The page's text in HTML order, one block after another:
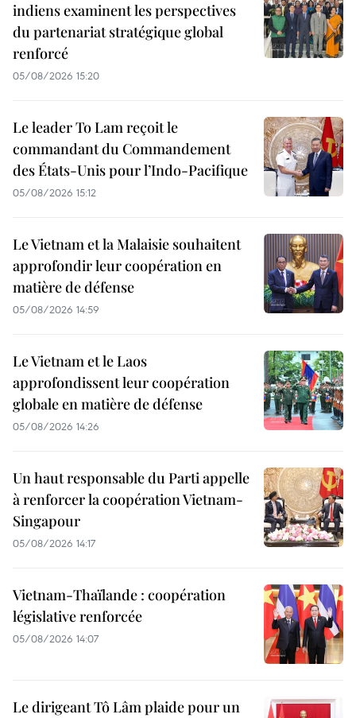
indiens examinent les perspectives
du partenariat stratégique global
renforcé
05/08/2026 15:20
Le leader To Lam reçoit le
commandant du Commandement
des États-Unis pour l’Indo-Pacifique
05/08/2026 15:12
Le Vietnam et la Malaisie souhaitent
approfondir leur coopération en
matière de défense
05/08/2026 14:59
Le Vietnam et le Laos
approfondissent leur coopération
globale en matière de défense
05/08/2026 14:26
Un haut responsable du Parti appelle
à renforcer la coopération Vietnam-
Singapour
05/08/2026 14:17
Vietnam-Thaïlande : coopération
législative renforcée
05/08/2026 14:07
Le dirigeant Tô Lâm plaide pour un